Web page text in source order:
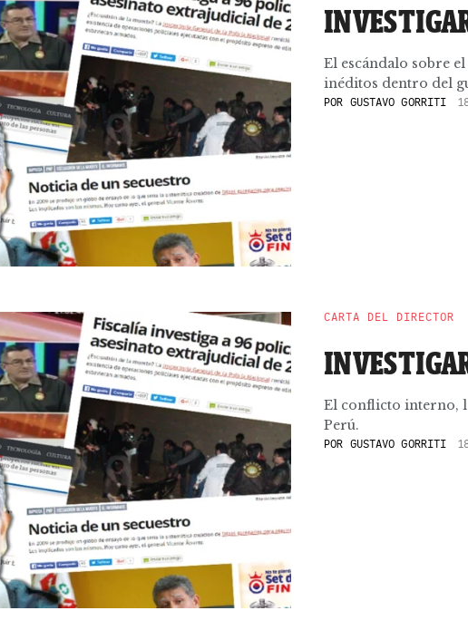
El escándalo sobre
inéditos dentro del
POR GUSTAVO GORRITI
CARTA DEL DIRECTOR
El conflicto interno,
Perú.
POR GUSTAVO GORRITI